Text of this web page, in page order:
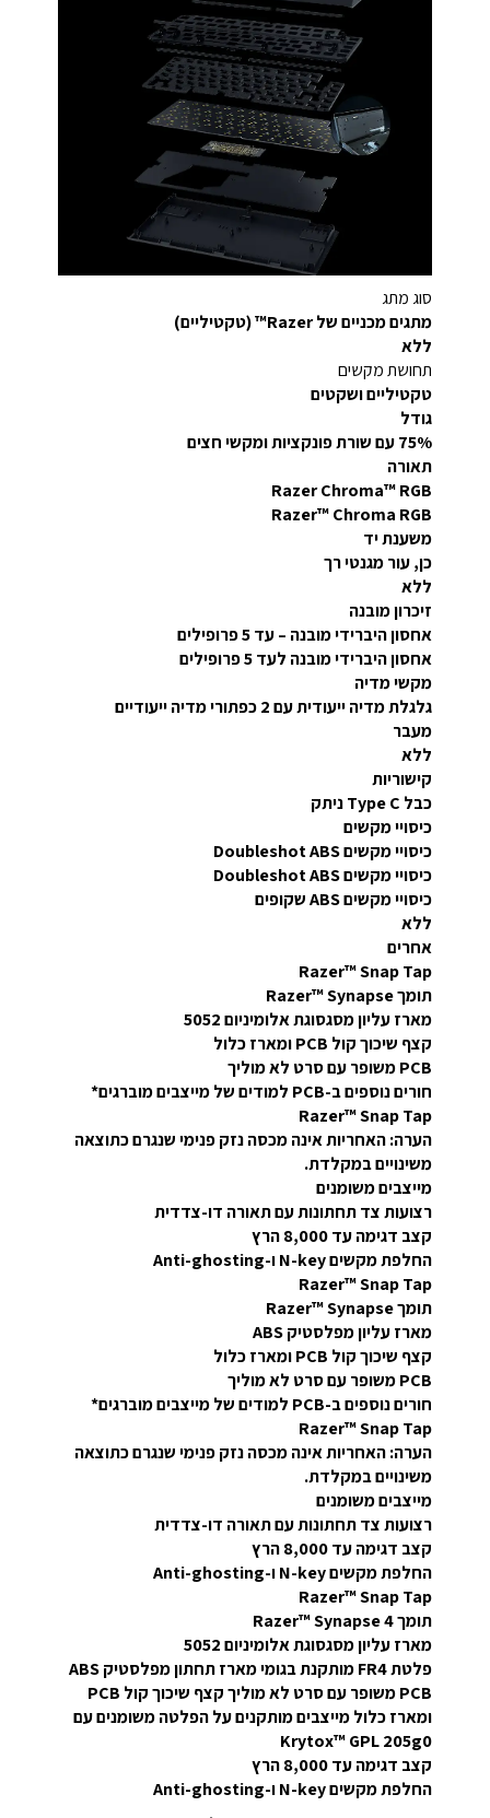
סוג מתג
מתגים מכניים של Razer™ (טקטיליים)
ללא
תחושת מקשים
טקטיליים ושקטים
גודל
75% עם שורת פונקציות ומקשי חצים
תאורה
Razer Chroma™ RGB
Razer™ Chroma RGB
משענת יד
כן, עור מגנטי רך
ללא
זיכרון מובנה
אחסון היברידי מובנה – עד 5 פרופילים
אחסון היברידי מובנה לעד 5 פרופילים
מקשי מדיה
גלגלת מדיה ייעודית עם 2 כפתורי מדיה ייעודיים
מעבר
ללא
קישוריות
כבל Type C ניתק
כיסויי מקשים
כיסויי מקשים Doubleshot ABS
כיסויי מקשים Doubleshot ABS
כיסויי מקשים ABS שקופים
ללא
אחרים
Razer™ Snap Tap
תומך Razer™ Synapse
מארז עליון מסגסוגת אלומיניום 5052
קצף שיכוך קול PCB ומארז כלול
PCB משופר עם סרט לא מוליך
חורים נוספים ב-PCB למודים של מייצבים מוברגים*
Razer™ Snap Tap
הערה: האחריות אינה מכסה נזק פנימי שנגרם כתוצאה
משינויים במקלדת.
מייצבים משומנים
רצועות צד תחתונות עם תאורה דו-צדדית
קצב דגימה עד 8,000 הרץ
החלפת מקשים N-key ו-Anti-ghosting
Razer™ Snap Tap
תומך Razer™ Synapse
מארז עליון מפלסטיק ABS
קצף שיכוך קול PCB ומארז כלול
PCB משופר עם סרט לא מוליך
חורים נוספים ב-PCB למודים של מייצבים מוברגים*
Razer™ Snap Tap
הערה: האחריות אינה מכסה נזק פנימי שנגרם כתוצאה
משינויים במקלדת.
מייצבים משומנים
רצועות צד תחתונות עם תאורה דו-צדדית
קצב דגימה עד 8,000 הרץ
החלפת מקשים N-key ו-Anti-ghosting
Razer™ Snap Tap
תומך Razer™ Synapse 4
מארז עליון מסגסוגת אלומיניום 5052
פלטת FR4 מותקנת בגומי מארז תחתון מפלסטיק ABS
PCB משופר עם סרט לא מוליך קצף שיכוך קול PCB
ומארז כלול מייצבים מותקנים על הפלטה משומנים עם
Krytox™ GPL 205g0
קצב דגימה עד 8,000 הרץ
החלפת מקשים N-key ו-Anti-ghosting